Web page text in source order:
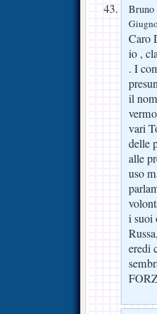
Bruno
Caro
io ,
. I
il
vari
delle
alle
uso
i suoi
eredi